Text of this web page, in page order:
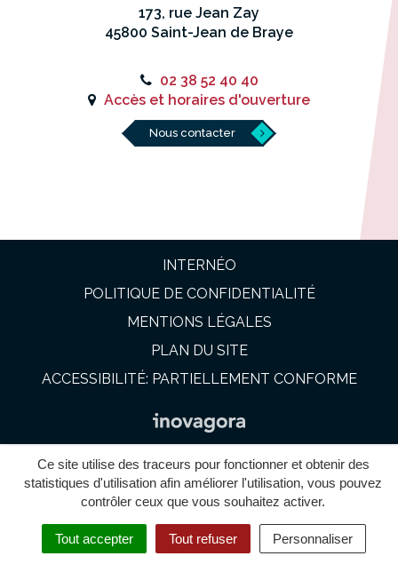
Ce site utilise des traceurs pour fonctionner et obtenir des
statistiques d'utilisation afin améliorer l'utilisation, vous pouvez
contrôler ceux que vous souhaitez activer.
Tout accepter Tout refuser Personnaliser
173, rue Jean Zay
45800 Saint-Jean de Braye
02 38 52 40 40
Accès et horaires d'ouverture
Nous contacter
INTERNÉO
POLITIQUE DE CONFIDENTIALITÉ
MENTIONS LÉGALES
PLAN DU SITE
ACCESSIBILITÉ: PARTIELLEMENT CONFORME